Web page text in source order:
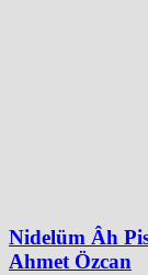
Nidelüm Âh
Ahmet Özcan